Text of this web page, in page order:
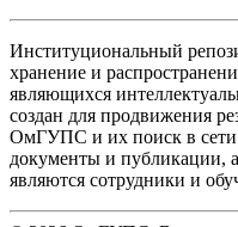
Институциональный
хранение и
являющихся
создан для продвижения
ОмГУПС и их поиск в сети
документы и публикации,
являются сотрудники и